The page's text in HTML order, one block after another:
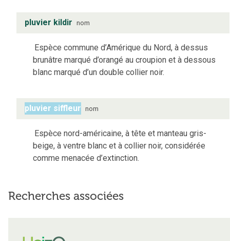
pluvier kildir nom
Espèce commune d’Amérique du Nord, à dessus
brunâtre marqué d’orangé au croupion et à dessous
blanc marqué d’un double collier noir.
pluvier siffleur nom
Espèce nord-américaine, à tête et manteau gris-
beige, à ventre blanc et à collier noir, considérée
comme menacée d’extinction.
Recherches associées